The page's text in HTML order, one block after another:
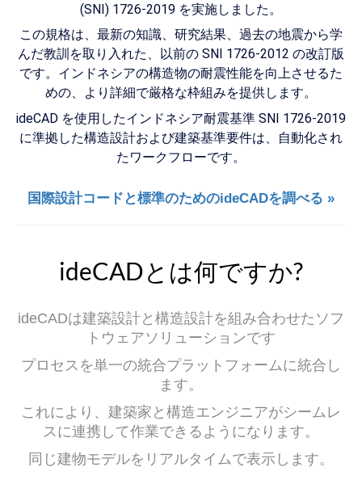
(SNI) 1726-2019 を実施しました。
この規格は、最新の知識、研究結果、過去の地震から学
んだ教訓を取り入れた、以前の SNI 1726-2012 の改訂版
です。インドネシアの構造物の耐震性能を向上させるた
めの、より詳細で厳格な枠組みを提供します。
ideCAD を使用したインドネシア耐震基準 SNI 1726-2019
に準拠した構造設計および建築基準要件は、自動化され
たワークフローです。
国際設計コードと標準のためのideCADを調べる »
ideCADとは何ですか?
ideCADは建築設計と構造設計を組み合わせたソフ
トウェアソリューションです
プロセスを単一の統合プラットフォームに統合し
ます。
これにより、建築家と構造エンジニアがシームレ
スに連携して作業できるようになります。
同じ建物モデルをリアルタイムで表示します。